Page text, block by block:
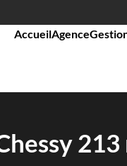
AccueilAgence
213